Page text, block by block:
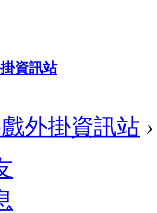
外掛資訊站 ›